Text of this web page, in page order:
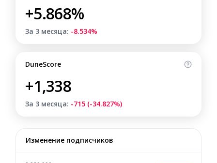
+5.868%
За 3 месяца: -8.534%
DuneScore
+1,338
За 3 месяца: -715 (-34.827%)
Изменение подписчиков